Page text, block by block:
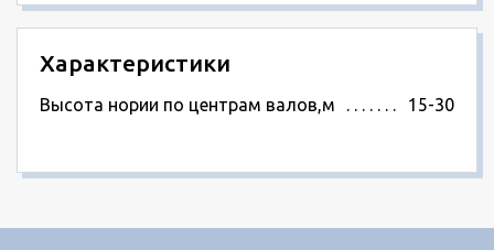
Характеристики
Высота нории по центрам валов,м 15-30